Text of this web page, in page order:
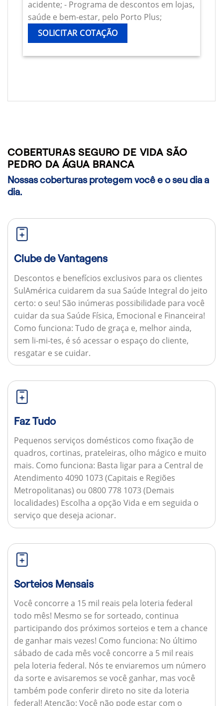
acidente; - Programa de descontos em lojas,
saúde e bem-estar, pelo Porto Plus;
SOLICITAR COTAÇÃO
COBERTURAS SEGURO DE VIDA SÃO
PEDRO DA ÁGUA BRANCA
Nossas coberturas protegem você e o seu dia a
dia.
Clube de Vantagens
Descontos e benefícios exclusivos para os clientes
SulAmérica cuidarem da sua Saúde Integral do jeito
certo: o seu! São inúmeras possibilidade para você
cuidar da sua Saúde Física, Emocional e Financeira!
Como funciona: Tudo de graça e, melhor ainda,
sem li-mi-tes, é só acessar o espaço do cliente,
resgatar e se cuidar.
Faz Tudo
Pequenos serviços domésticos como fixação de
quadros, cortinas, prateleiras, olho mágico e muito
mais. Como funciona: Basta ligar para a Central de
Atendimento 4090 1073 (Capitais e Regiões
Metropolitanas) ou 0800 778 1073 (Demais
localidades) Escolha a opção Vida e em seguida o
serviço que deseja acionar.
Sorteios Mensais
Você concorre a 15 mil reais pela loteria federal
todo mês! Mesmo se for sorteado, continua
participando dos próximos sorteios e tem a chance
de ganhar mais vezes! Como funciona: No último
sábado de cada mês você concorre a 5 mil reais
pela loteria federal. Nós te enviaremos um número
da sorte e avisaremos se você ganhar, mas você
também pode conferir direto no site da loteria
federal! Atenção: Você não pode estar com o